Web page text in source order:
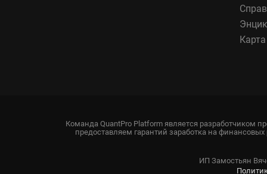
Команда QuantPro Platform является разработчиком
предоставляем гарантий заработка на
ИП Замостьян